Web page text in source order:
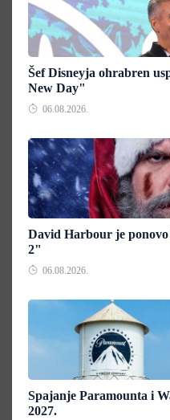
Šef Disneyja ohrabren
New Day"
06.08.2026.
David Harbour je
2"
06.08.2026.
Spajanje Paramounta i
2027.